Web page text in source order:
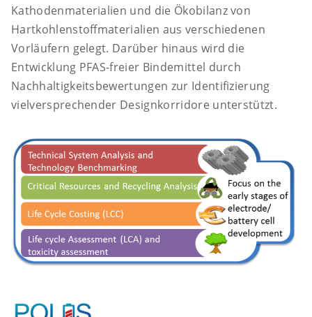
Kathodenmaterialien und die Ökobilanz von
Hartkohlenstoffmaterialien aus verschiedenen
Vorläufern gelegt. Darüber hinaus wird die
Entwicklung PFAS-freier Bindemittel durch
Nachhaltigkeitsbewertungen zur Identifizierung
vielversprechender Designkorridore unterstützt.